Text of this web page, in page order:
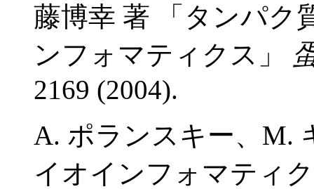
藤博幸 著 「タンパク
ンフォマティクス」
2169 (2004).
A. ポランスキー、M.
イオインフォマティ